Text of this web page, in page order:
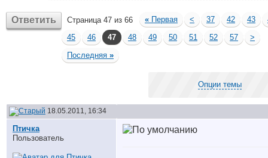
Ответить Страница 47 из 66 « Первая < 37 42 43
45
46 47 48 49 50 51 52 57
>
Последняя »
Опции темы
18.05.2011, 16:34
Птичка
Пользователь